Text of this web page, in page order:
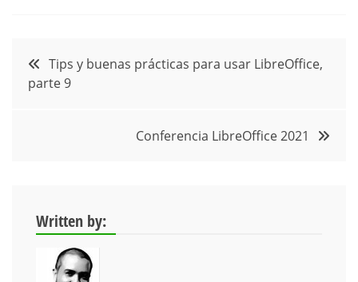
Navegación
de
Tips y buenas prácticas para usar LibreOffice,
parte 9
Conferencia LibreOffice 2021
Written by: